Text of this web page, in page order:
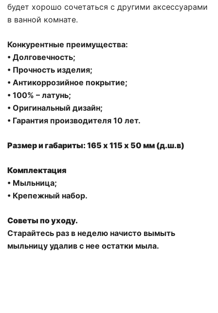
будет хорошо сочетаться с другими аксессуарами
в ванной комнате.
Конкурентные преимущества:
• Долговечность;
• Прочность изделия;
• Антикоррозийное покрытие;
• 100% – латунь;
• Оригинальный дизайн;
• Гарантия производителя 10 лет.
Размер и габариты: 165 х 115 x 50 мм (д.ш.в)
Комплектация
• Мыльница;
• Крепежный набор.
Советы по уходу.
Старайтесь раз в неделю начисто вымыть
мыльницу удалив с нее остатки мыла.